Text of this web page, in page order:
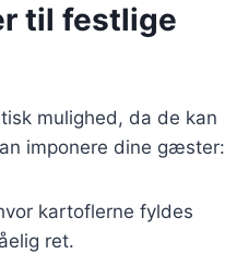
til festlige
mulighed, da de kan
imponere dine gæster:
kartoflerne fyldes
ret.